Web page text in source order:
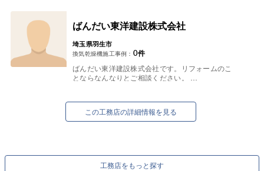
ばんだい東洋建設株式会社
埼玉県羽生市
換気乾燥機施工事例： 0件
ばんだい東洋建設株式会社です。リフォームのこ
とならなんなりとご相談ください。
この工務店の詳細情報を見る
工務店をもっと探す